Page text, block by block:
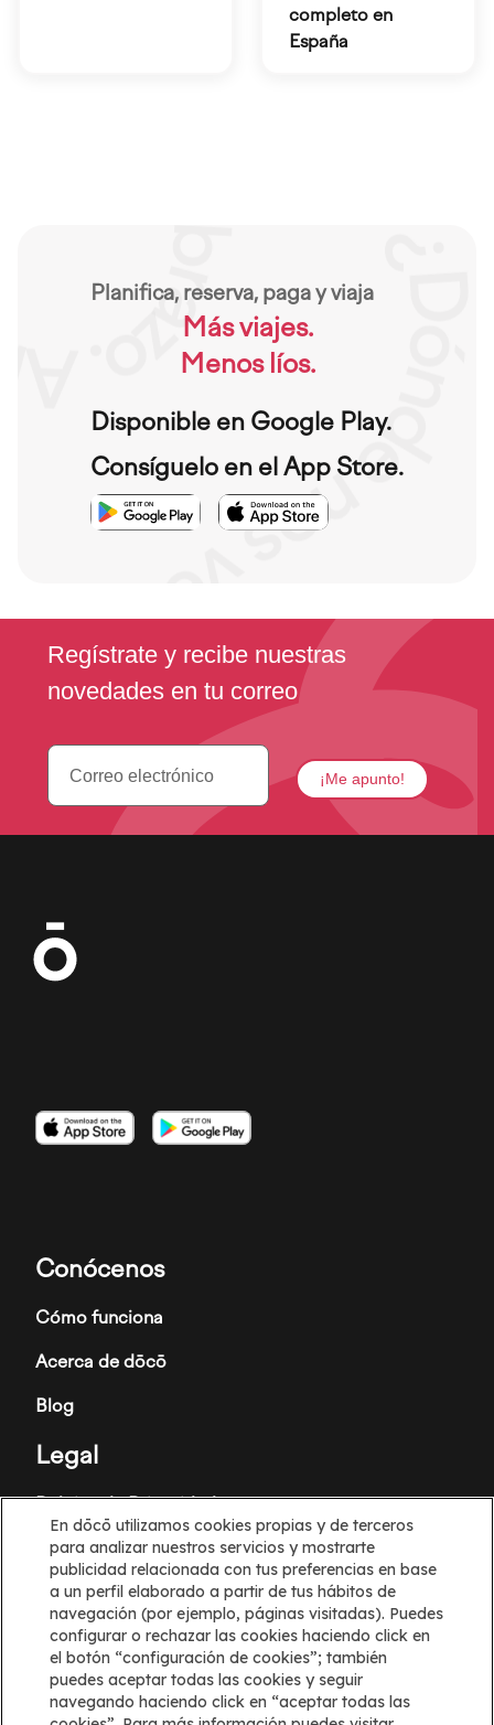
completo en
España
Planifica, reserva, paga y viaja
Más viajes.
Menos líos.
Disponible en Google Play.
Consíguelo en el App Store.
Imagen
Imagen Imagen
Imagen
Imagen Imagen
Conócenos
Cómo funciona
Acerca de dōcō
Blog
Legal
Política de Privacidad
Términos y condiciones
Política de cookies
Configuración de cookies
Información
En dōcō utilizamos cookies propias y de terceros
para analizar nuestros servicios y mostrarte
publicidad relacionada con tus preferencias en base
a un perfil elaborado a partir de tus hábitos de
navegación (por ejemplo, páginas visitadas). Puedes
configurar o rechazar las cookies haciendo click en
el botón “configuración de cookies”; también
puedes aceptar todas las cookies y seguir
navegando haciendo click en “aceptar todas las